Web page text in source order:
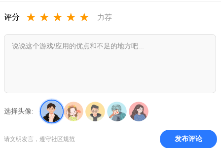
2、大量创意性的游戏模式在这里可以带给玩家更多惊喜，更
3、感受不同玩法的真正趣味，还能够将自己的想法制作到游
1、打扮出个性的角色，参与各种的冒险挑战，操作起来非常
的自由流畅。
2、方块像素的游戏画风，可爱的人物角色，各种靓丽的装扮
可以解锁使用。
评分 ★ ★ ★ ★ ★ 力荐
选择头像:
请文明发言，遵守社区规范 发布评论